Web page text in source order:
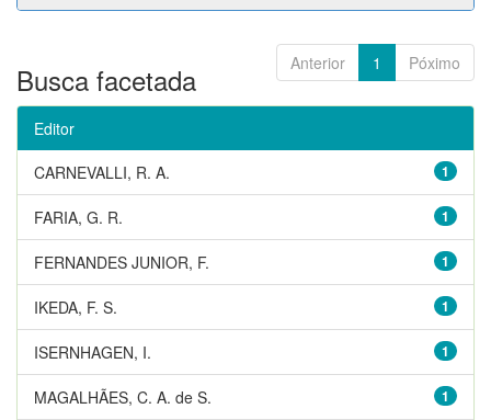
Anterior 1 Póximo
Busca facetada
Editor
1
CARNEVALLI, R. A.
1
FARIA, G. R.
1
FERNANDES JUNIOR, F.
1
IKEDA, F. S.
1
ISERNHAGEN, I.
1
MAGALHÃES, C. A. de S.